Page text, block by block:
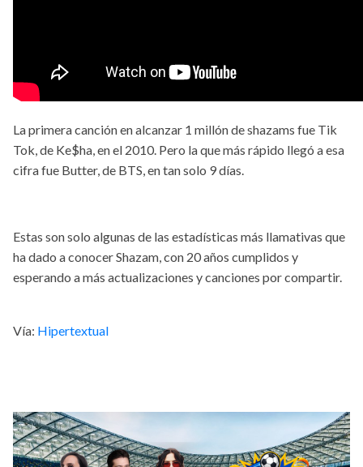
La primera canción en alcanzar 1 millón de shazams fue Tik
Tok, de Ke$ha, en el 2010. Pero la que más rápido llegó a esa
cifra fue Butter, de BTS, en tan solo 9 días.
Estas son solo algunas de las estadísticas más llamativas que
ha dado a conocer Shazam, con 20 años cumplidos y
esperando a más actualizaciones y canciones por compartir.
Vía: Hipertextual